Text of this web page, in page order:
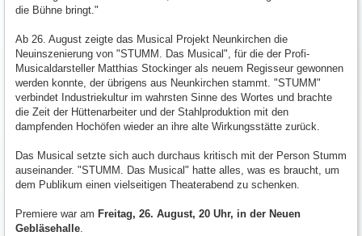
die Bühne bringt."
Ab 26. August zeigte das Musical Projekt Neunkirchen die
Neuinszenierung von "STUMM. Das Musical", für die der Profi-
Musicaldarsteller Matthias Stockinger als neuem Regisseur gewonnen
werden konnte, der übrigens aus Neunkirchen stammt. "STUMM"
verbindet Industriekultur im wahrsten Sinne des Wortes und brachte
die Zeit der Hüttenarbeiter und der Stahlproduktion mit den
dampfenden Hochöfen wieder an ihre alte Wirkungsstätte zurück.
Das Musical setzte sich auch durchaus kritisch mit der Person Stumm
auseinander. "STUMM. Das Musical" hatte alles, was es braucht, um
dem Publikum einen vielseitigen Theaterabend zu schenken.
Premiere war am Freitag, 26. August, 20 Uhr, in der Neuen
Gebläsehalle